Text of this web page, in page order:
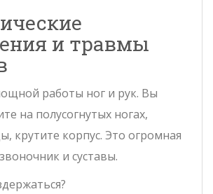
и травмы
работы ног и рук. Вы
на полусогнутых ногах,
крутите корпус. Это огромная
и суставы.